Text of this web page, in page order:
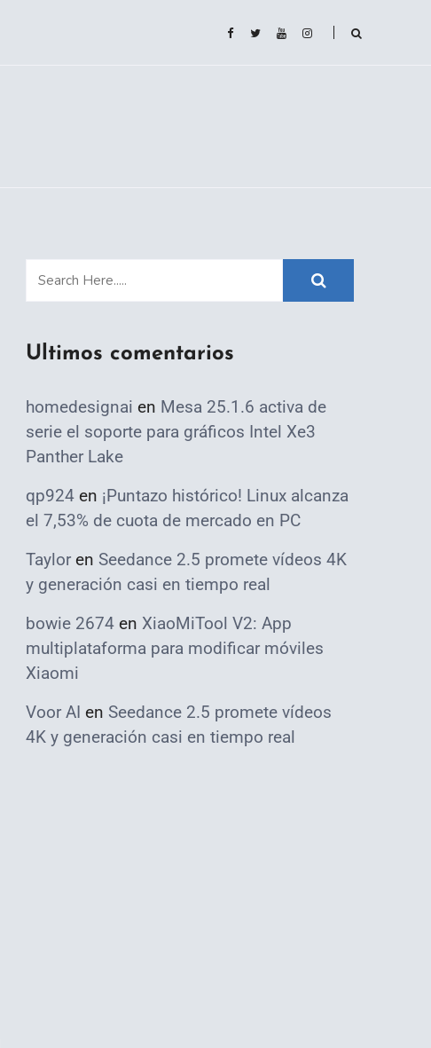
Ultimos comentarios
homedesignai en Mesa 25.1.6 activa de
serie el soporte para gráficos Intel Xe3
Panther Lake
qp924 en ¡Puntazo histórico! Linux alcanza
el 7,53% de cuota de mercado en PC
Taylor en Seedance 2.5 promete vídeos 4K
y generación casi en tiempo real
bowie 2674 en XiaoMiTool V2: App
multiplataforma para modificar móviles
Xiaomi
Voor AI en Seedance 2.5 promete vídeos
4K y generación casi en tiempo real